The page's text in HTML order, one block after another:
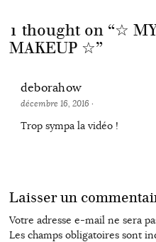
1 thought on “☆ MY
MAKEUP ☆”
deborahow
décembre 16, 2016 ·
Trop sympa la vidéo !
Laisser un
Votre adresse e-mail ne sera
Les champs obligatoires sont